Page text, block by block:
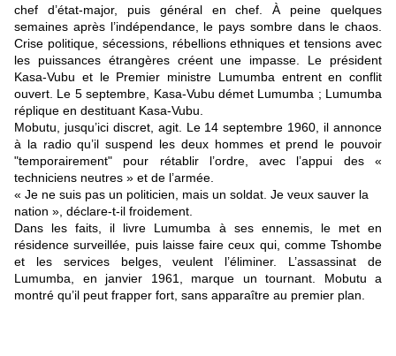
chef d’état-major, puis général en chef. À peine quelques
semaines après l’indépendance, le pays sombre dans le chaos.
Crise politique, sécessions, rébellions ethniques et tensions avec
les puissances étrangères créent une impasse. Le président
Kasa-Vubu et le Premier ministre Lumumba entrent en conflit
ouvert. Le 5 septembre, Kasa-Vubu démet Lumumba ; Lumumba
réplique en destituant Kasa-Vubu.
Mobutu, jusqu’ici discret, agit. Le 14 septembre 1960, il annonce
à la radio qu’il suspend les deux hommes et prend le pouvoir
"temporairement" pour rétablir l’ordre, avec l’appui des «
techniciens neutres » et de l’armée.
« Je ne suis pas un politicien, mais un soldat. Je veux sauver la
nation », déclare-t-il froidement.
Dans les faits, il livre Lumumba à ses ennemis, le met en
résidence surveillée, puis laisse faire ceux qui, comme Tshombe
et les services belges, veulent l’éliminer. L’assassinat de
Lumumba, en janvier 1961, marque un tournant. Mobutu a
montré qu’il peut frapper fort, sans apparaître au premier plan.